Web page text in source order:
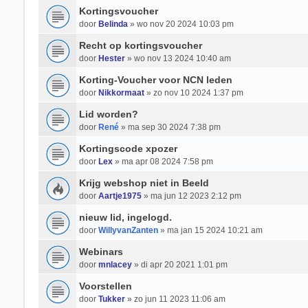
Kortingsvoucher
door Belinda» wo nov 20 2024 10:03 pm
Recht op kortingsvoucher
door Hester» wo nov 13 2024 10:40 am
Korting-Voucher voor NCN leden
door Nikkormaat» zo nov 10 2024 1:37 pm
Lid worden?
door René» ma sep 30 2024 7:38 pm
Kortingscode xpozer
door Lex» ma apr 08 2024 7:58 pm
Krijg webshop niet in Beeld
door Aartje1975» ma jun 12 2023 2:12 pm
nieuw lid, ingelogd.
door WillyvanZanten» ma jan 15 2024 10:21 am
Webinars
door mnlacey» di apr 20 2021 1:01 pm
Voorstellen
door Tukker» zo jun 11 2023 11:06 am